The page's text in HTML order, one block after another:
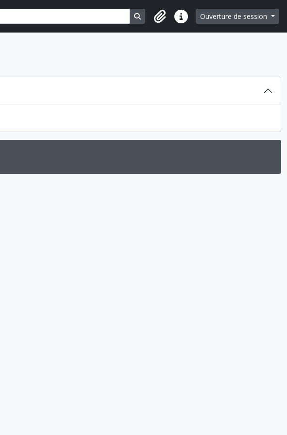
Search in browse page
Liens rapidesOuverture de session